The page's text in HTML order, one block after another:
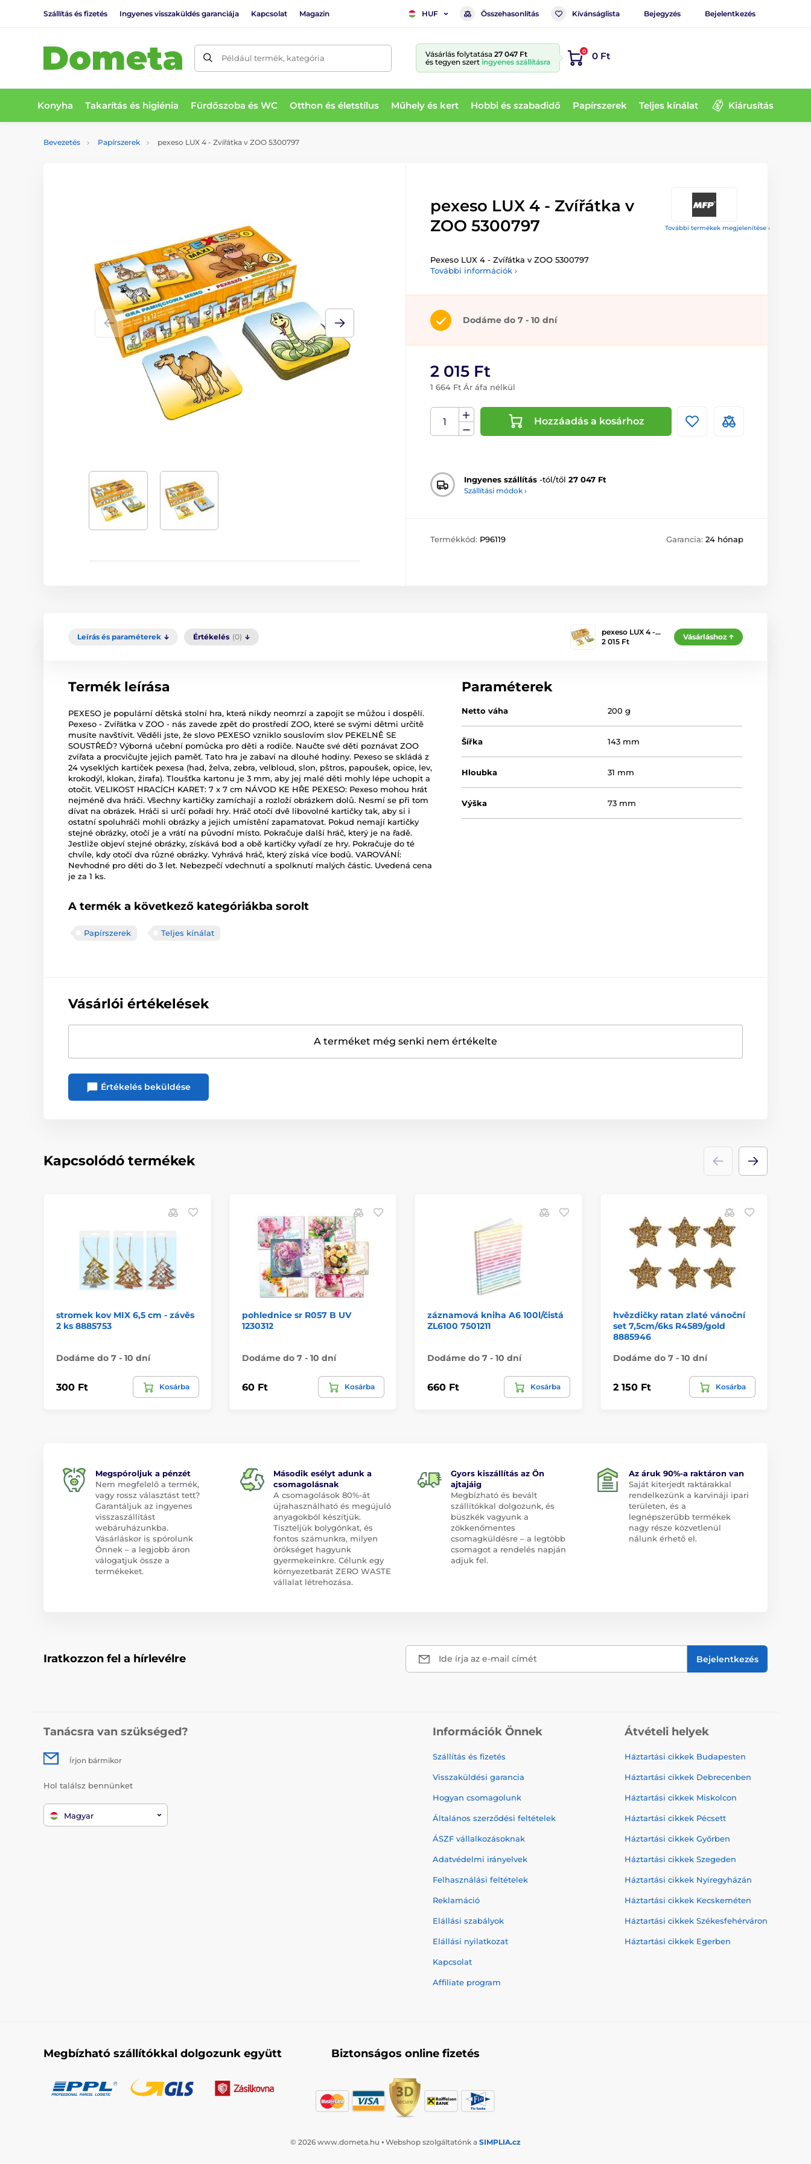
Szállítás és fizetés Ingyenes visszaküldés garanciája Kapcsolat Magazin HUF Összehasonlítás Kívánságlista Bejegyzés Bejelentkezés
Például termék, kategória Vásárlás folytatása 27 047 Ft
és tegyen szert ingyenes szállításra
0 0 Ft
Konyha Takarítás és higiénia Fürdőszoba és WC Otthon és életstílus Műhely és kert Hobbi és szabadidő Papírszerek Teljes kínálat Kiárusítás
Bevezetés Papírszerek pexeso LUX 4 - Zvířátka v ZOO 5300797
További termékek megjelenítése ›
pexeso LUX 4 - Zvířátka v
ZOO 5300797
Pexeso LUX 4 - Zvířátka v ZOO 5300797
További információk ›
Dodáme do 7 - 10 dní
2 015 Ft
1 664 Ft Ár áfa nélkül
Hozzáadás a kosárhoz
Ingyenes szállítás -tól/től 27 047 Ft
Szállítási módok ›
Termékkód: P96119 Garancia: 24 hónap
Leírás és paraméterek Értékelés (0)
pexeso LUX 4 -…
2 015 Ft
Vásárláshoz
Termék leírása
PEXESO je populární dětská stolní hra, která nikdy neomrzí a zapojit se můžou i dospělí.
Pexeso - Zvířátka v ZOO - nás zavede zpět do prostředí ZOO, které se svými dětmi určitě
musíte navštívit. Věděli jste, že slovo PEXESO vzniklo souslovím slov PEKELNĚ SE
SOUSTŘEĎ? Výborná učební pomůcka pro děti a rodiče. Naučte své děti poznávat ZOO
zvířata a procvičujte jejich paměť. Tato hra je zabaví na dlouhé hodiny. Pexeso se skládá z
24 vyseklých kartiček pexesa (had, želva, zebra, velbloud, slon, pštros, papoušek, opice, lev,
krokodýl, klokan, žirafa). Tloušťka kartonu je 3 mm, aby jej malé děti mohly lépe uchopit a
otočit. VELIKOST HRACÍCH KARET: 7 x 7 cm NÁVOD KE HŘE PEXESO: Pexeso mohou hrát
nejméně dva hráči. Všechny kartičky zamíchají a rozloží obrázkem dolů. Nesmí se při tom
dívat na obrázek. Hráči si určí pořadí hry. Hráč otočí dvě libovolné kartičky tak, aby si i
ostatní spoluhráči mohli obrázky a jejich umístění zapamatovat. Pokud nemají kartičky
stejné obrázky, otočí je a vrátí na původní místo. Pokračuje další hráč, který je na řadě.
Jestliže objeví stejné obrázky, získává bod a obě kartičky vyřadí ze hry. Pokračuje do té
chvíle, kdy otočí dva různé obrázky. Vyhrává hráč, který získá více bodů. VAROVÁNÍ:
Nevhodné pro děti do 3 let. Nebezpečí vdechnutí a spolknutí malých částic. Uvedená cena
je za 1 ks.
A termék a következő kategóriákba sorolt
Papírszerek Teljes kínálat
Paraméterek
Netto váha 200 g
Šířka 143 mm
Hloubka 31 mm
Výška 73 mm
Vásárlói értékelések
A terméket még senki nem értékelte
Értékelés beküldése
Kapcsolódó termékek
stromek kov MIX 6,5 cm - závěs
2 ks 8885753
Dodáme do 7 - 10 dní
300 Ft Kosárba
pohlednice sr R057 B UV
1230312
Dodáme do 7 - 10 dní
60 Ft Kosárba
záznamová kniha A6 100l/čistá
ZL6100 7501211
Dodáme do 7 - 10 dní
660 Ft Kosárba
hvězdičky ratan zlaté vánoční
set 7,5cm/6ks R4589/gold
8885946
Dodáme do 7 - 10 dní
2 150 Ft Kosárba
Megspóroljuk a pénzét
Nem megfelelő a termék,
vagy rossz választást tett?
Garantáljuk az ingyenes
visszaszállítást
webáruházunkba.
Vásárláskor is spórolunk
Önnek – a legjobb áron
válogatjuk össze a
termékeket.
Második esélyt adunk a
csomagolásnak
A csomagolások 80%-át
újrahasználható és megújuló
anyagokból készítjük.
Tiszteljük bolygónkat, és
fontos számunkra, milyen
örökséget hagyunk
gyermekeinkre. Célunk egy
környezetbarát ZERO WASTE
vállalat létrehozása.
Gyors kiszállítás az Ön
ajtajáig
Megbízható és bevált
szállítókkal dolgozunk, és
büszkék vagyunk a
zökkenőmentes
csomagküldésre – a legtöbb
csomagot a rendelés napján
adjuk fel.
Az áruk 90%-a raktáron van
Saját kiterjedt raktárakkal
rendelkezünk a karvináji ipari
területen, és a
legnépszerűbb termékek
nagy része közvetlenül
nálunk érhető el.
Iratkozzon fel a hírlevélre Ide írja az e-mail címét Bejelentkezés
Tanácsra van szükséged?
Írjon bármikor
Hol találsz bennünket
Magyar
Információk Önnek
Szállítás és fizetés
Visszaküldési garancia
Hogyan csomagolunk
Általános szerződési feltételek
ÁSZF vállalkozásoknak
Adatvédelmi irányelvek
Felhasználási feltételek
Reklamáció
Elállási szabályok
Elállási nyilatkozat
Kapcsolat
Affiliate program
Átvételi helyek
Háztartási cikkek Budapesten
Háztartási cikkek Debrecenben
Háztartási cikkek Miskolcon
Háztartási cikkek Pécsett
Háztartási cikkek Győrben
Háztartási cikkek Szegeden
Háztartási cikkek Nyíregyházán
Háztartási cikkek Kecskeméten
Háztartási cikkek Székesfehérváron
Háztartási cikkek Egerben
Megbízható szállítókkal dolgozunk együtt Biztonságos online fizetés
© 2026 www.dometa.hu ⦁ Webshop szolgáltatónk a SIMPLIA.cz